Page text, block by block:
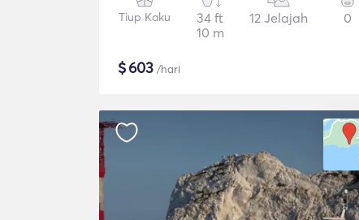
Tiup Kaku
34 ft
10 m
12 Jelajah 0
$603 /hari